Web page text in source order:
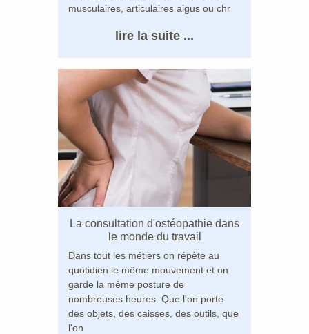
musculaires, articulaires aigus ou chr
lire la suite ...
La consultation d'ostéopathie dans
le monde du travail
Dans tout les métiers on répète au
quotidien le même mouvement et on
garde la même posture de
nombreuses heures. Que l'on porte
des objets, des caisses, des outils, que
l'on